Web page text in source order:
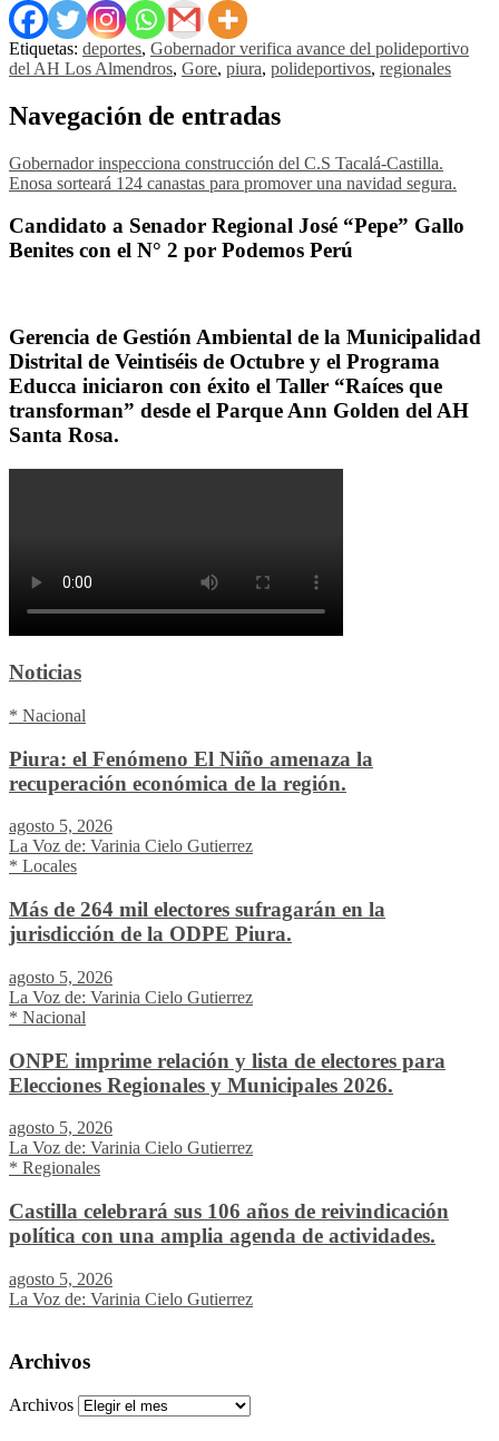
Etiquetas: deportes, Gobernador verifica avance del polideportivo
del AH Los Almendros, Gore, piura, polideportivos, regionales
Navegación de entradas
Gobernador inspecciona construcción del C.S Tacalá-Castilla.
Enosa sorteará 124 canastas para promover una navidad segura.
Candidato a Senador Regional José “Pepe” Gallo
Benites con el N° 2 por Podemos Perú
Gerencia de Gestión Ambiental de la Municipalidad
Distrital de Veintiséis de Octubre y el Programa
Educca iniciaron con éxito el Taller “Raíces que
transforman” desde el Parque Ann Golden del AH
Santa Rosa.
Noticias
* Nacional
Piura: el Fenómeno El Niño amenaza la
recuperación económica de la región.
agosto 5, 2026
La Voz de: Varinia Cielo Gutierrez
* Locales
Más de 264 mil electores sufragarán en la
jurisdicción de la ODPE Piura.
agosto 5, 2026
La Voz de: Varinia Cielo Gutierrez
* Nacional
ONPE imprime relación y lista de electores para
Elecciones Regionales y Municipales 2026.
agosto 5, 2026
La Voz de: Varinia Cielo Gutierrez
* Regionales
Castilla celebrará sus 106 años de reivindicación
política con una amplia agenda de actividades.
agosto 5, 2026
La Voz de: Varinia Cielo Gutierrez
Archivos
Archivos